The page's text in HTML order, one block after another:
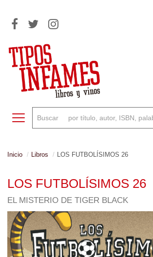
Toggle navigation
Inicio Libros LOS FUTBOLÍSIMOS 26
LOS FUTBOLÍSIMOS 26
EL MISTERIO DE TIGER BLACK